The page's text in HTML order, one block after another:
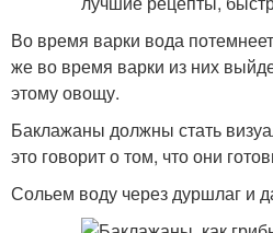
Во время варки вода
же во время варки из них
этому овощу.
Баклажаны должны стать
это говорит о том, что они
Сольем воду через дуршлаг и